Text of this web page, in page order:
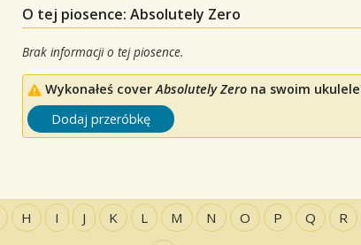
O tej piosence: Absolutely Zero
Brak informacji o tej piosence.
Wykonałeś cover Absolutely Zero na swoim
Dodaj przeróbkę
H I J K L M N O P Q R